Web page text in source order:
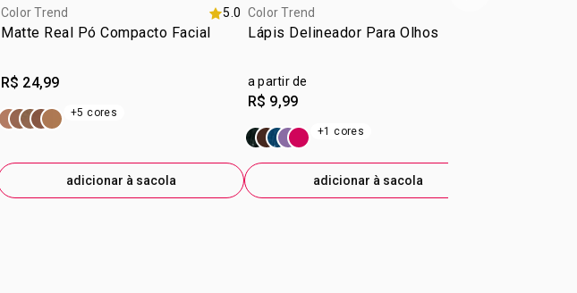
Color Trend 5.0
Matte Real Pó Compacto Facial
R$ 24,99
+5 cores
adicionar à sacola
Color Trend
Lápis Delineador Para Olhos
a partir de
R$ 9,99
+1 cores
adicionar à sacola